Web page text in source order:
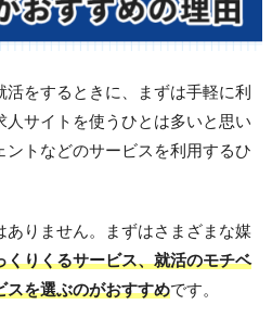
をするときに、まずは手軽に利
サイトを使うひとは多いと思い
ントなどのサービスを利用するひ
りません。まずはさまざまな媒
くりくるサービス、就活のモチベ
スを選ぶのがおすすめです。